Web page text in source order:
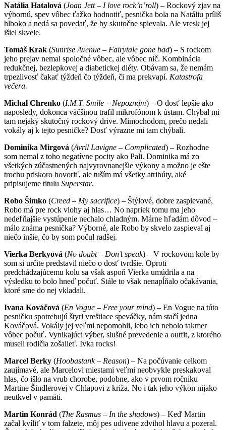
Natália Hatalová (Joan Jett – I love rock’n’roll) – Rockový zjav na
výbornú, spev vôbec ťažko hodnotiť, pesnička bola na Natáliu príliš
hlboko a nedá sa povedať, že by skutočne spievala. Ale vresk jej
išiel skvele.
Tomáš Krak (Sunrise Avenue – Fairytale gone bad) – S rockom
jeho prejav nemal spoločné vôbec, ale vôbec nič. Kombinácia
redukčnej, bezlepkovej a diabetickej diéty. Obávam sa, že nemám
trpezlivosť čakať týždeň čo týždeň, či ma prekvapí. Katastrofa
večera.
Michal Chrenko (I.M.T. Smile – Nepoznám) – O dosť lepšie ako
naposledy, dokonca väčšinou trafil mikrofónom k ústam. Chýbal mi
tam nejaký skutočný rockový drive. Mimochodom, prečo nedali
vokály aj k tejto pesničke? Dosť výrazne mi tam chýbali.
Dominika Mirgová (Avril Lavigne – Complicated) – Rozhodne
som nemal z toho negatívne pocity ako Pali. Dominika má zo
všetkých zúčastnených najvyrovnanejšie výkony a možno je ešte
trochu priskoro hovoriť, ale tuším má všetky atribúty, aké
pripisujeme titulu Superstar.
Robo Šimko (Creed – My sacrifice) – Štýlové, dobre zaspievané,
Robo má pre rock vlohy aj hlas… No napriek tomu ma jeho
nedeľňajšie vystúpenie nechalo chladným. Márne hľadám dôvod –
málo známa pesnička? Výborné, ale Robo by skvelo zaspieval aj
niečo inšie, čo by som počul radšej.
Vierka Berkyová (No doubt – Don’t speak) – V rockovom kole by
som si určite predstavil niečo o dosť tvrdšie. Oproti
predchádzajúcemu kolu sa však aspoň Vierka umúdrila a na
výsledku to bolo hneď počuť. Stále to však nenapĺňalo očakávania,
ktoré sme do nej vkladali.
Ivana Kováčová (En Vogue – Free your mind) – En Vogue na túto
pesničku spotrebujú štyri vreštiace speváčky, nám stačí jedna
Kováčová. Vokály jej veľmi nepomohli, lebo ich nebolo takmer
vôbec počuť. Vynikajúci výber, slušné prevedenie a outfit, z ktorého
museli rodičia zošalieť. Ivka rocks!
Marcel Berky (Hoobastank – Reason) – Na počúvanie celkom
zaujímavé, ale Marcelovi miestami veľmi neobvykle preskakoval
hlas, čo išlo na vrub chorobe, podobne, ako v prvom ročníku
Martine Šindlerovej v Chlapovi z kríža. No i tak jeho výkon nijako
neutkvel v pamäti.
Martin Konrád (The Rasmus – In the shadows) – Keď Martin
začal kvíliť v tom falzete, môj pes udivene zdvihol hlavu a pozeral.